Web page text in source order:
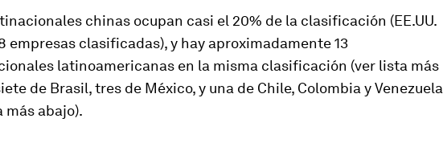
chinas ocupan casi el 20% de la clasificación (EE.UU.
empresas clasificadas), y hay aproximadamente 13
latinoamericanas en la misma clasificación (ver lista más
de Brasil, tres de México, y una de Chile, Colombia y Venezuela
más abajo).